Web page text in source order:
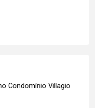
Condomínio Villagio